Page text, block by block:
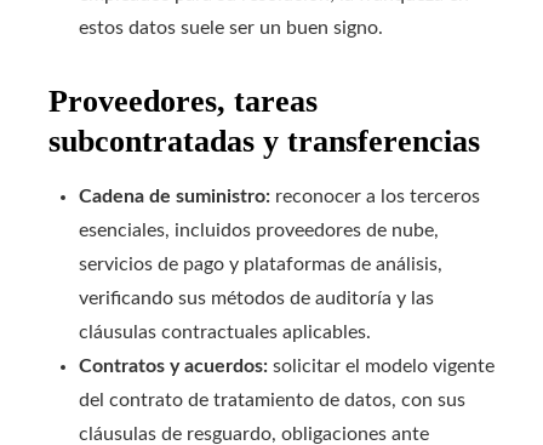
estos datos suele ser un buen signo.
Proveedores, tareas
subcontratadas y transferencias
Cadena de suministro: reconocer a los terceros
esenciales, incluidos proveedores de nube,
servicios de pago y plataformas de análisis,
verificando sus métodos de auditoría y las
cláusulas contractuales aplicables.
Contratos y acuerdos: solicitar el modelo vigente
del contrato de tratamiento de datos, con sus
cláusulas de resguardo, obligaciones ante